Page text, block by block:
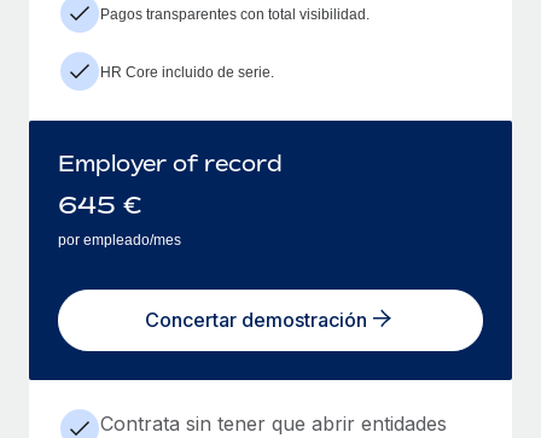
Pagos transparentes con total visibilidad.
HR Core incluido de serie.
Employer of record
645 €
por empleado/mes
Concertar demostración
Contrata sin tener que abrir entidades